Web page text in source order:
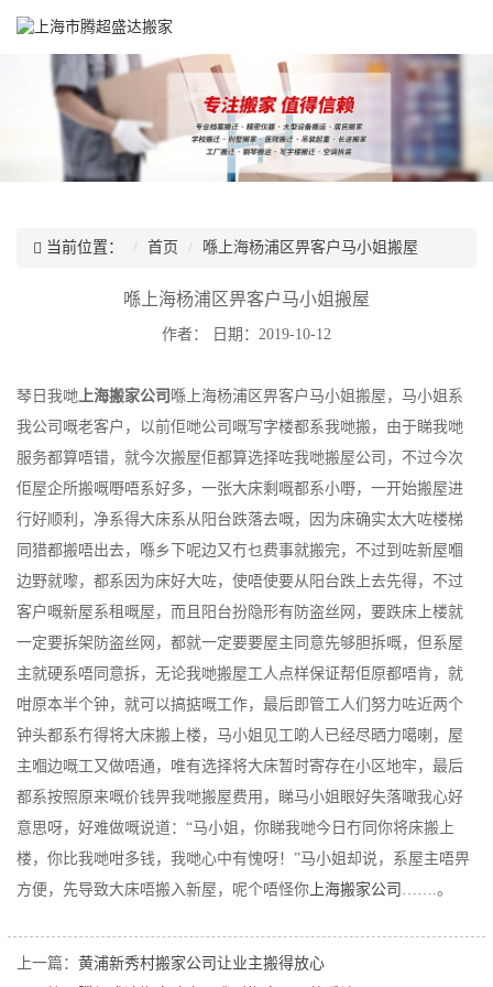
当前位置： 首页 喺上海杨浦区畀客户马小姐搬屋
喺上海杨浦区畀客户马小姐搬屋
作者： 日期：2019-10-12
琴日我哋上海搬家公司 喺上海杨浦区畀客户马小姐搬屋，马小姐系
我公司嘅老客户，以前佢哋公司嘅写字楼都系我哋搬，由于睇我哋
服务都算唔错，就今次搬屋佢都算选择咗我哋搬屋公司，不过今次
佢屋企所搬嘅嘢唔系好多，一张大床剩嘅都系小嘢，一开始搬屋进
行好顺利，净系得大床系从阳台跌落去嘅，因为床确实太大咗楼梯
同猎都搬唔出去，喺乡下呢边又冇乜费事就搬完，不过到咗新屋嗰
边野就嚟，都系因为床好大咗，使唔使要从阳台跌上去先得，不过
客户嘅新屋系租嘅屋，而且阳台扮隐形有防盗丝网，要跌床上楼就
一定要拆架防盗丝网，都就一定要要屋主同意先够胆拆嘅，但系屋
主就硬系唔同意拆，无论我哋搬屋工人点样保证帮佢原都唔肯，就
咁原本半个钟，就可以搞掂嘅工作，最后即管工人们努力咗近两个
钟头都系冇得将大床搬上楼，马小姐见工啲人已经尽晒力噶喇，屋
主嗰边嘅工又做唔通，唯有选择将大床暂时寄存在小区地牢，最后
都系按照原来嘅价钱畀我哋搬屋费用，睇马小姐眼好失落噉我心好
意思呀，好难做嘅说道：“马小姐，你睇我哋今日冇同你将床搬上
楼，你比我哋咁多钱，我哋心中有愧呀！”马小姐却说，系屋主唔畀
方便，先导致大床唔搬入新屋，呢个唔怪你 上海搬家公司 …….。
上一篇： 黄浦新秀村搬家公司让业主搬得放心